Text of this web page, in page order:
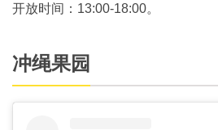
开放时间：13:00-18:00。
冲绳果园